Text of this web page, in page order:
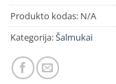
Produkto kodas: N/A
Kategorija:Šalmukai